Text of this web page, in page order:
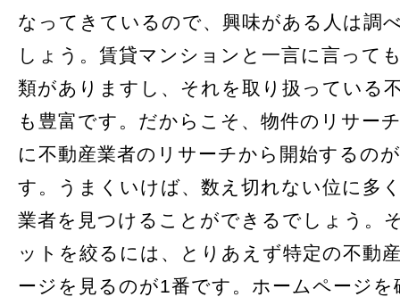
なってきているので、興味がある人は調
しょう。賃貸マンションと一言に言って
類がありますし、それを取り扱っている
も豊富です。だからこそ、物件のリサー
に不動産業者のリサーチから開始するの
す。うまくいけば、数え切れない位に多
業者を見つけることができるでしょう。
ットを絞るには、とりあえず特定の不動
ージを見るのが1番です。ホームページ